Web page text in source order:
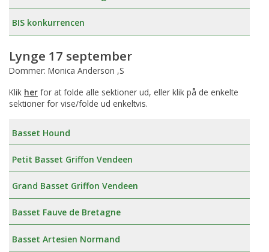
BIS konkurrencen
Lynge 17 september
Dommer: Monica Anderson ,S
Klik her for at folde alle sektioner ud, eller klik på de enkelte
sektioner for vise/folde ud enkeltvis.
Basset Hound
Petit Basset Griffon Vendeen
Grand Basset Griffon Vendeen
Basset Fauve de Bretagne
Basset Artesien Normand